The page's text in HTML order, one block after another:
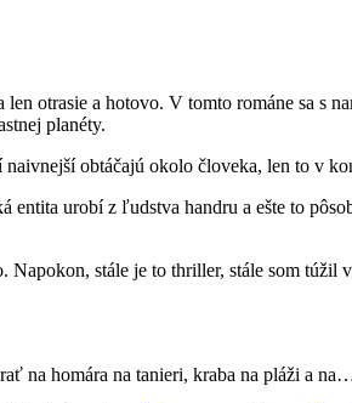
otrasie a hotovo. V tomto románe sa s
planéty.
obtáčajú okolo človeka, len to v
entita urobí z ľudstva handru a ešte to
stále je to thriller, stále som
na homára na tanieri, kraba na pláži a